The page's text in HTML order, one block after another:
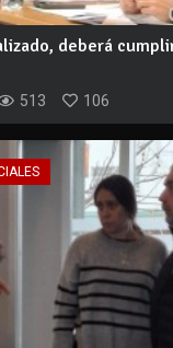
deberá
513 106